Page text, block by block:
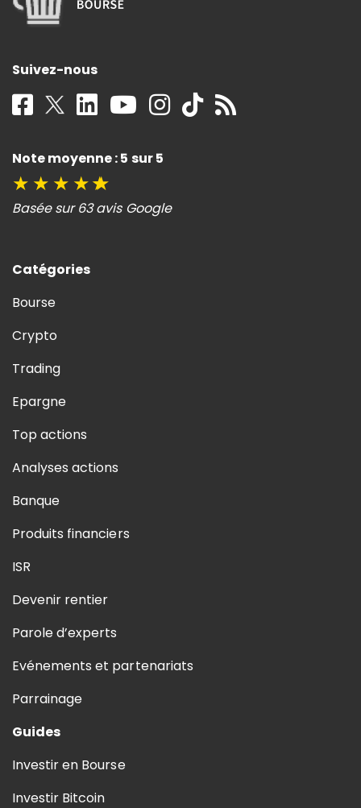
Suivez-nous
Note moyenne : 5 sur 5
★ ★ ★ ★★
Basée sur 63 avis Google
Catégories
Bourse
Crypto
Trading
Epargne
Top actions
Analyses actions
Banque
Produits financiers
ISR
Devenir rentier
Parole d’experts
Evénements et partenariats
Parrainage
Guides
Investir en Bourse
Investir Bitcoin